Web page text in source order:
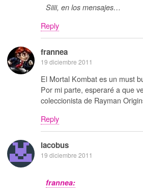
Siiii, en los mensajes…
Reply
frannea
19 diciembre 2011
El Mortal Kombat es un must
Por mi parte, esperaré a que
coleccionista de Rayman
Reply
iacobus
19 diciembre 2011
frannea: